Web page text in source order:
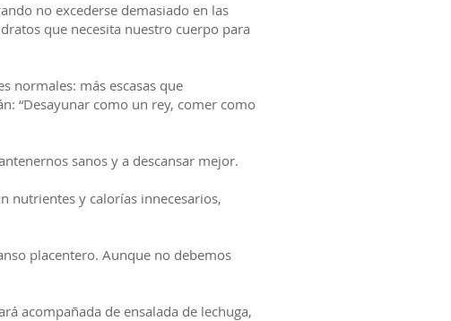
no excederse demasiado en las
que necesita nuestro cuerpo para
normales: más escasas que
“Desayunar como un rey, comer como
sanos y a descansar mejor.
nutrientes y calorías innecesarios,
placentero. Aunque no debemos
acompañada de ensalada de lechuga,